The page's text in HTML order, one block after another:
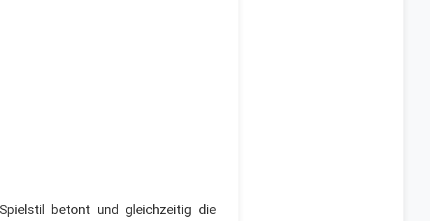
betont und gleichzeitig die